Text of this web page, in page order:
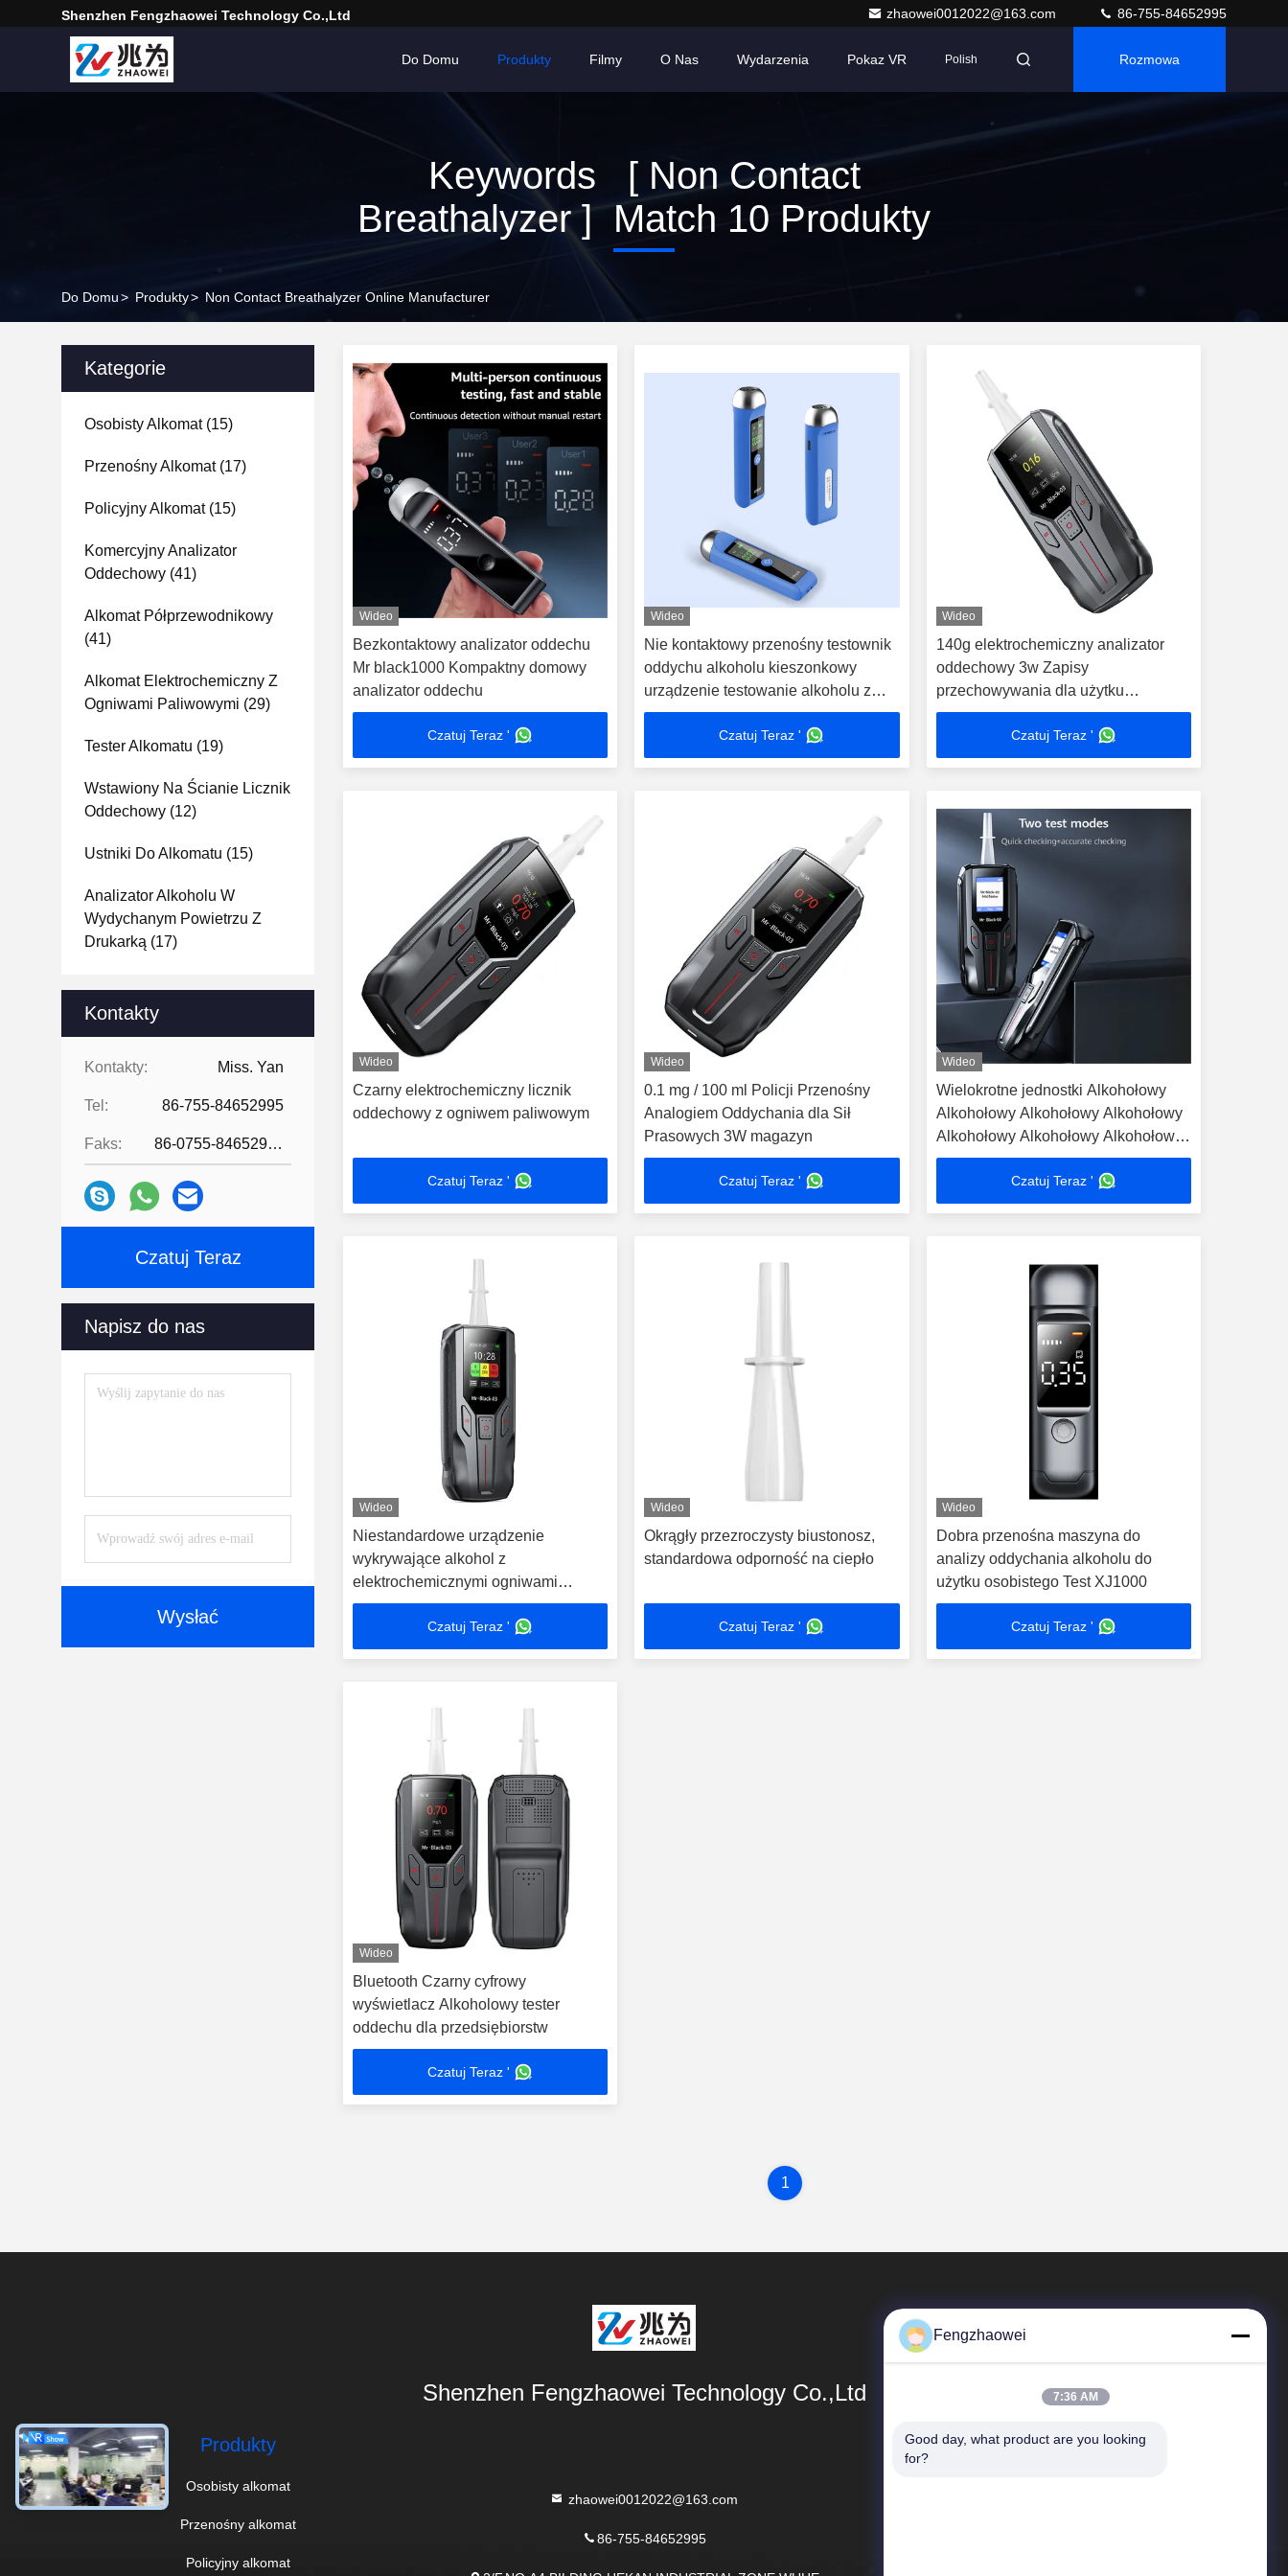
Shenzhen Fengzhaowei Technology Co.,Ltd zhaowei0012022@163.com 86-755-84652995
Do Domu Produkty Filmy O Nas Wydarzenia Pokaz VR Polish Rozmowa
Keywords [ Non Contact
Breathalyzer ] Match 10 Produkty
Do Domu> Produkty> Non Contact Breathalyzer Online Manufacturer
Kategorie
Osobisty Alkomat(15)
Przenośny Alkomat(17)
Policyjny Alkomat(15)
Komercyjny Analizator
Oddechowy (41)
Alkomat Półprzewodnikowy
(41)
Alkomat Elektrochemiczny Z
Ogniwami Paliwowymi (29)
Tester Alkomatu (19)
Wstawiony Na Ścianie Licznik
Oddechowy (12)
Ustniki Do Alkomatu (15)
Analizator Alkoholu W
Wydychanym Powietrzu Z
Drukarką (17)
Kontakty
Kontakty: Miss. Yan
Tel: 86-755-84652995
Faks: 86-0755-84652995
Czatuj Teraz
Napisz do nas
Wysłać
Wideo
Bezkontaktowy analizator oddechu
Mr black1000 Kompaktny domowy
analizator oddechu
Czatuj Teraz '
Wideo
Nie kontaktowy przenośny testownik
oddychu alkoholu kieszonkowy
urządzenie testowanie alkoholu z
wyświetlaczem LCD Mr czarny 1000
Czatuj Teraz '
Wideo
140g elektrochemiczny analizator
oddechowy 3w Zapisy
przechowywania dla użytku
rządowego
Czatuj Teraz '
Wideo
Czarny elektrochemiczny licznik
oddechowy z ogniwem paliwowym
Czatuj Teraz '
Wideo
0.1 mg / 100 ml Policji Przenośny
Analogiem Oddychania dla Sił
Prasowych 3W magazyn
Czatuj Teraz '
Wideo
Wielokrotne jednostki Alkohołowy
Alkohołowy Alkohołowy Alkohołowy
Alkohołowy Alkohołowy Alkohołowy
Alkohołowy Alkoholik
Czatuj Teraz '
Wideo
Niestandardowe urządzenie
wykrywające alkohol z
elektrochemicznymi ogniwami
paliwowymi
Czatuj Teraz '
Wideo
Okrągły przezroczysty biustonosz,
standardowa odporność na ciepło
Czatuj Teraz '
Wideo
Dobra przenośna maszyna do
analizy oddychania alkoholu do
użytku osobistego Test XJ1000
Czatuj Teraz '
Wideo
Bluetooth Czarny cyfrowy
wyświetlacz Alkoholowy tester
oddechu dla przedsiębiorstw
Czatuj Teraz '
1
Shenzhen Fengzhaowei Technology Co.,Ltd
Produkty
Osobisty alkomat
Przenośny alkomat
Policyjny alkomat
zhaowei0012022@163.com
86-755-84652995
Szybkie Linki
Fengzhaowei
7:36 AM
Good day, what product are you looking
for?